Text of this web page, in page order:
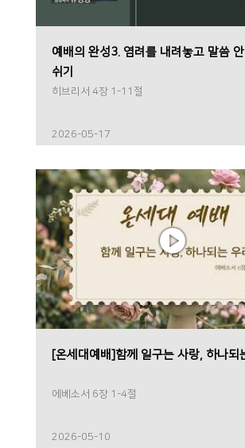
예배의 완성3. 염려를 내려놓고 말씀
쉬기
히브리서 4장 1-11절
2026-05-17
[온세대예배]함께 일구는 사랑, 하나되
에베소서 6장 1-4절
2026-05-10